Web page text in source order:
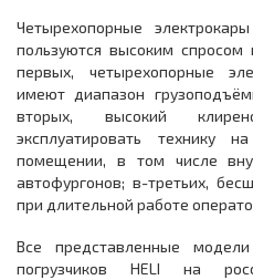
Четырехопорные
пользуются высоким
первых, четырехопорные
имеют диапазон
вторых, высокий
эксплуатировать технику
помещении, в том числе
автофургонов; в-третьих,
при длительной работе
Все представленные
погрузчиков HELI на